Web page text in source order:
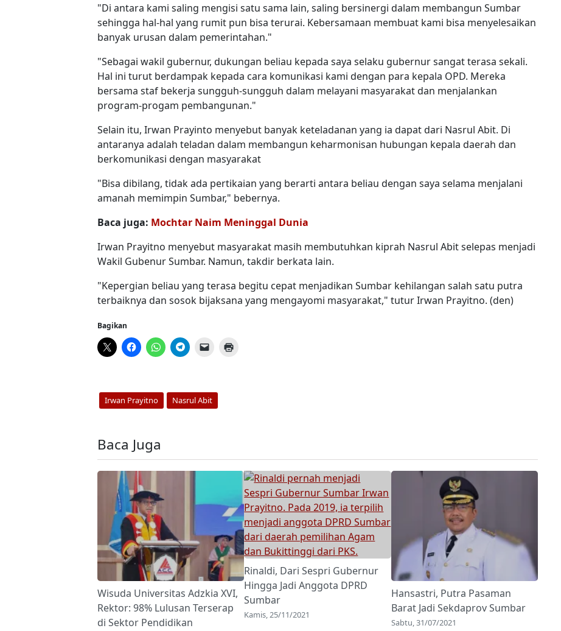
"Di antara kami saling mengisi satu sama lain, saling bersinergi dalam membangun Sumbar
sehingga hal-hal yang rumit pun bisa terurai. Kebersamaan membuat kami bisa menyelesaikan
banyak urusan dalam pemerintahan."
"Sebagai wakil gubernur, dukungan beliau kepada saya selaku gubernur sangat terasa sekali.
Hal ini turut berdampak kepada cara komunikasi kami dengan para kepala OPD. Mereka
bersama staf bekerja sungguh-sungguh dalam melayani masyarakat dan menjalankan
program-progam pembangunan."
Selain itu, Irwan Prayinto menyebut banyak keteladanan yang ia dapat dari Nasrul Abit. Di
antaranya adalah teladan dalam membangun keharmonisan hubungan kepala daerah dan
berkomunikasi dengan masyarakat
"Bisa dibilang, tidak ada pertikaian yang berarti antara beliau dengan saya selama menjalani
amanah memimpin Sumbar," bebernya.
Baca juga: Mochtar Naim Meninggal Dunia
Irwan Prayitno menyebut masyarakat masih membutuhkan kiprah Nasrul Abit selepas menjadi
Wakil Gubenur Sumbar. Namun, takdir berkata lain.
"Kepergian beliau yang terasa begitu cepat menjadikan Sumbar kehilangan salah satu putra
terbaiknya dan sosok bijaksana yang mengayomi masyarakat," tutur Irwan Prayitno. (den)
Bagikan
Irwan Prayitno Nasrul Abit
Baca Juga
Wisuda Universitas Adzkia XVI,
Rektor: 98% Lulusan Terserap
di Sektor Pendidikan
Rinaldi, Dari Sespri Gubernur
Hingga Jadi Anggota DPRD
Sumbar
Kamis, 25/11/2021
Hansastri, Putra Pasaman
Barat Jadi Sekdaprov Sumbar
Sabtu, 31/07/2021